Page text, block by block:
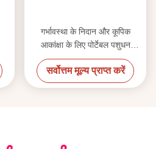
गर्भावस्था के निदान और कूपिक
आकांक्षा के लिए पोर्टेबल पशुधन
अल्ट्रासाउंड मशीन
सर्वोत्तम मूल्य प्राप्त करें